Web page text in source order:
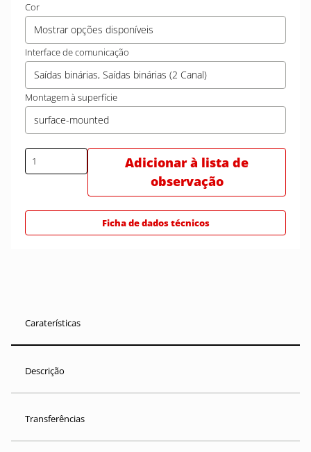
Cor
Mostrar opções disponíveis
Interface de comunicação
Saídas binárias, Saídas binárias (2 Canal)
Montagem à superfície
surface-mounted
Adicionar à lista de
observação
Ficha de dados técnicos
Caraterísticas
Descrição
Transferências